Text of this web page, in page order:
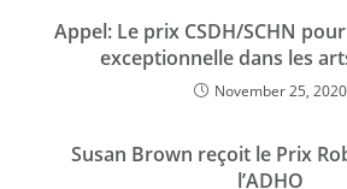
Appel: Le prix CSDH/SCHN
exceptionnelle dans les
November 25, 2020
Susan Brown reçoit le Prix
l’ADHO